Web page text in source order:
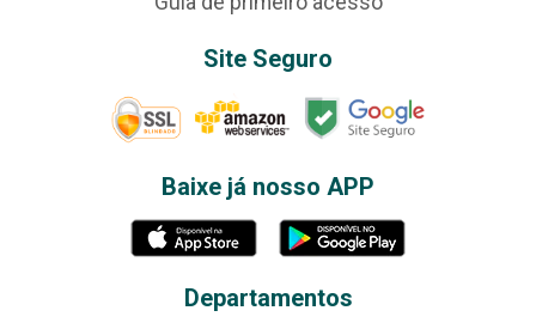
Site Seguro
Baixe já nosso APP
Departamentos